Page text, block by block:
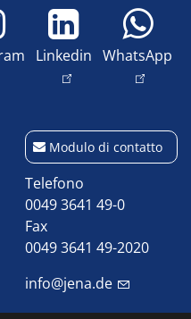
Linkedin WhatsApp
Modulo di contatto
Telefono
0049 3641 49-0
Fax
0049 3641 49-2020
info@jena.de